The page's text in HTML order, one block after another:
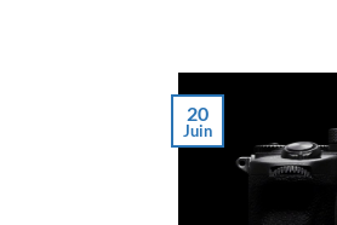
20
Juin